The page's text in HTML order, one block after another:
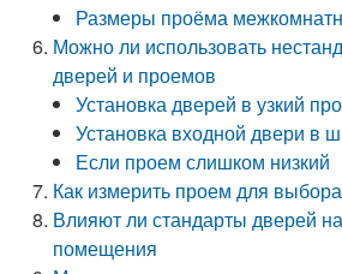
Размеры проёма
Можно ли использовать
дверей и проемов
Установка дверей в узкий
Установка входной двери в
Если проем слишком низкий
Как измерить проем для
Влияют ли стандарты дверей
помещения